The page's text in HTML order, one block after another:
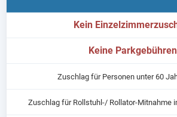
Kein
Keine
Zuschlag für Personen unter 60
Zuschlag für Rollstuhl-/ Rollator-Mitnahme